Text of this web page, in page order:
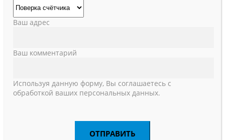
Ваш адрес
Ваш комментарий
Используя данную форму, Вы соглашаетесь с
обработкой ваших персональных данных.